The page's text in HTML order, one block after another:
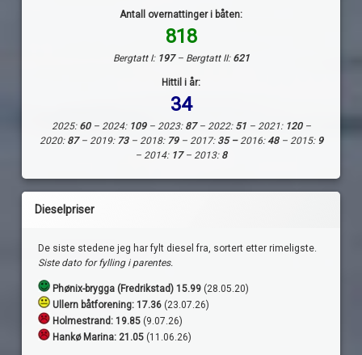
Antall overnattinger i båten:
818
Bergtatt I: 197– Bergtatt II: 621
Hittil i år:
34
2025: 60– 2024: 109– 2023: 87– 2022: 51– 2021: 120–
2020: 87– 2019: 73– 2018: 79– 2017: 35 –2016:48– 2015: 9
– 2014: 17– 2013: 8
Dieselpriser
De siste stedene jeg har fylt diesel fra, sortert etter rimeligste.
Siste dato for fylling i parentes.
Phønix-brygga (Fredrikstad) 15.99 (28.05.20)
Ullern båtforening: 17.36 (23.07.26)
Holmestrand: 19.85 (9.07.26)
Hankø Marina: 21.05 (11.06.26)